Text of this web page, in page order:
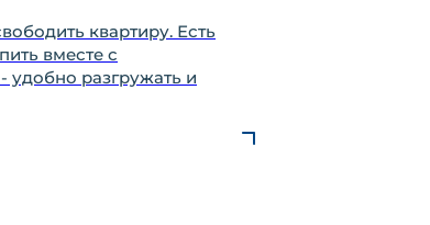
квартиру. Есть
вместе с
разгружать и